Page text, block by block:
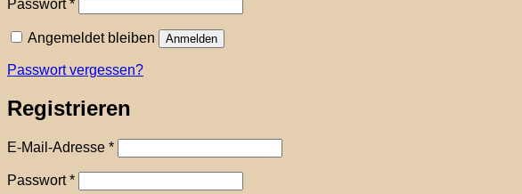
Passwort*
Angemeldet bleiben Anmelden
Passwort vergessen?
Registrieren
E-Mail-Adresse *Erforderlich
Passwort*Erforderlich